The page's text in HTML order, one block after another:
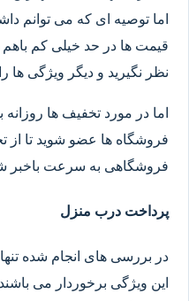
اما توصیه ای که می توانم
قیمت ها در حد خیلی کم باهم
نظر نگیرید و دیگر ویژگی ها
اما در مورد تخفیف ها
فروشگاه ها عضو شوید تا از
فروشگاهی به سرعت باخبر
پرداخت درب منزل
این ویژگی برخوردار می